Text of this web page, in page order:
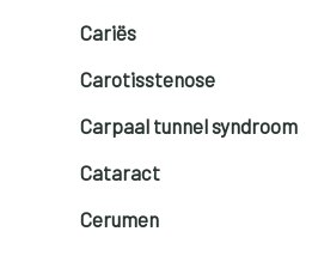
Cariës
Carotisstenose
Carpaal tunnel syndroom
Cataract
Cerumen